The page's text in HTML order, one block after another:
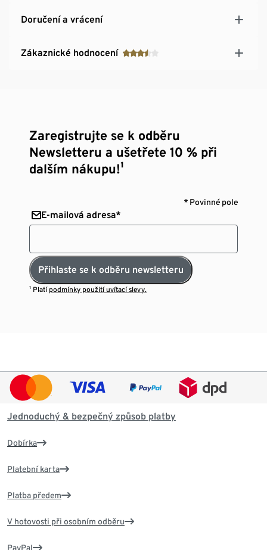
Doručení a vrácení
Zákaznické hodnocení
Zaregistrujte se k odběru
Newsletteru a ušetřete 10 % při
dalším nákupu!¹
* Povinné pole
E-mailová adresa*
Přihlaste se k odběru newsletteru
¹ Platí podmínky použití uvítací slevy.
Jednoduchý & bezpečný způsob platby
Dobírka
Platební karta
Platba předem
V hotovosti při osobním odběru
PayPal